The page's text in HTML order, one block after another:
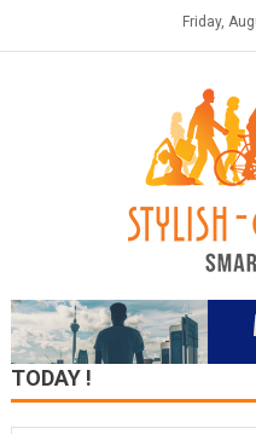
Friday,
TODAY !